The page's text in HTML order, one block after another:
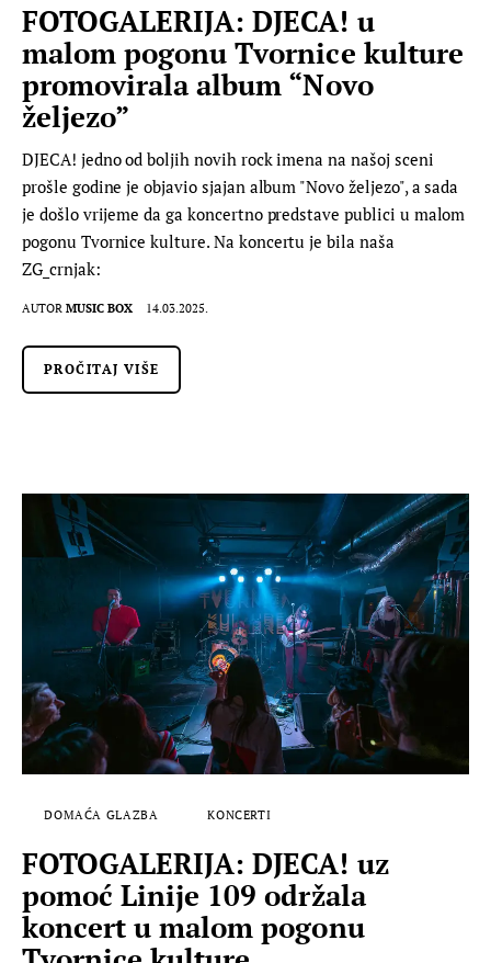
FOTOGALERIJA: DJECA! u
malom pogonu Tvornice kulture
promovirala album “Novo
željezo”
DJECA! jedno od boljih novih rock imena na našoj sceni
prošle godine je objavio sjajan album "Novo željezo", a sada
je došlo vrijeme da ga koncertno predstave publici u malom
pogonu Tvornice kulture. Na koncertu je bila naša
ZG_crnjak:
AUTOR MUSIC BOX 14.03.2025.
PROČITAJ VIŠE
DOMAĆA GLAZBA KONCERTI
FOTOGALERIJA: DJECA! uz
pomoć Linije 109 održala
koncert u malom pogonu